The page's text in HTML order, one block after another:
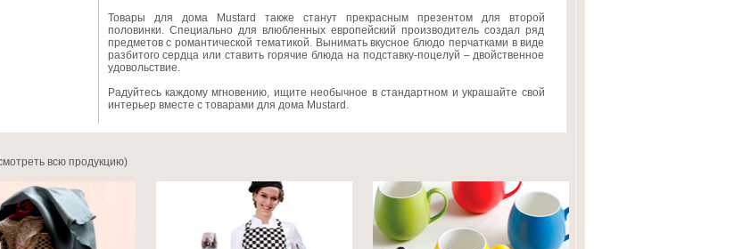
Товары для дома Mustard также станут прекрасным презентом для второй
половинки. Специально для влюбленных европейский производитель создал ряд
предметов с романтической тематикой. Вынимать вкусное блюдо перчатками в виде
разбитого сердца или ставить горячие блюда на подставку-поцелуй – двойственное
удовольствие.
Радуйтесь каждому мгновению, ищите необычное в стандартном и украшайте свой
интерьер вместе с товарами для дома Mustard.
всю продукцию)